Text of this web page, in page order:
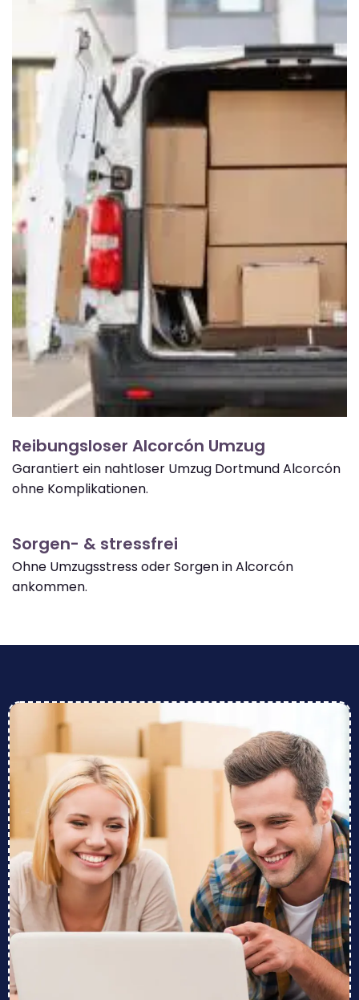
Reibungsloser Alcorcón Umzug
Garantiert ein nahtloser Umzug Dortmund Alcorcón
ohne Komplikationen.
Sorgen- & stressfrei
Ohne Umzugsstress oder Sorgen in Alcorcón
ankommen.